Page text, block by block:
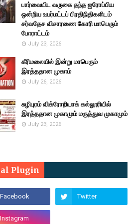
பார்வையிட வருகை தந்த ஐரோப்பிய
ஒன்றிய உயர்மட்டப் பிரதிநிதிகளிடம்
சர்வதேச விசாரணை கோரி மாபெரும்
போராட்டம்
July 23, 2026
கீரிமலையில் இன்று மாபெரும்
இரத்ததான முகாம்
July 26, 2026
சுழிபுரம் விக்ரோறியாக் கல்லூரியில்
இரத்ததான முகாமும் மருத்துவ முகாமும்
July 23, 2026
Plugin